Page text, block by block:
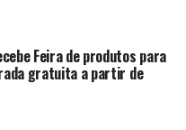
Feira de produtos para
gratuita a partir de